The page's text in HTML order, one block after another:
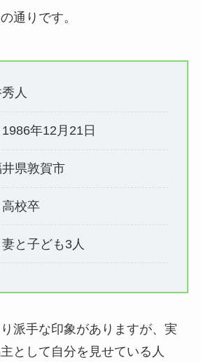
通りです。
人
年12月21日
県敦賀市
校卒
と子ども3人
派手な印象がありますが、実
として自分を見せている人